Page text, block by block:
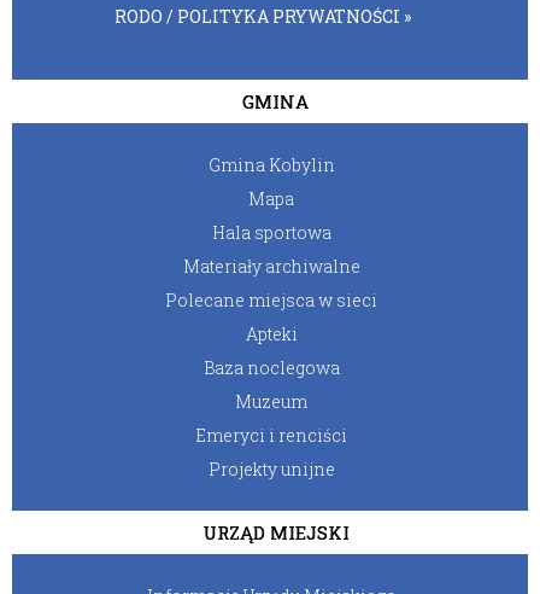
RODO / POLITYKA PRYWATNOŚCI »
GMINA
Gmina Kobylin
Mapa
Hala sportowa
Materiały archiwalne
Polecane miejsca w sieci
Apteki
Baza noclegowa
Muzeum
Emeryci i renciści
Projekty unijne
URZĄD MIEJSKI